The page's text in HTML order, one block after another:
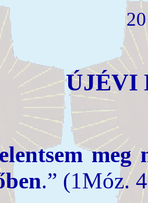
ÚJÉVI
meg
.” (1Móz.